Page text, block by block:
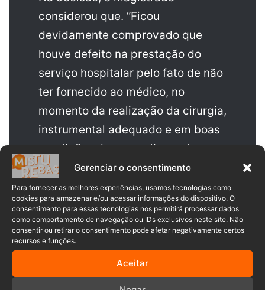
Gerenciar o consentimento
Para fornecer as melhores experiências, usamos tecnologias como
cookies para armazenar e/ou acessar informações do dispositivo. O
consentimento para essas tecnologias nos permitirá processar dados
como comportamento de navegação ou IDs exclusivos neste site. Não
consentir ou retirar o consentimento pode afetar negativamente certos
recursos e funções.
Aceitar
considerou que. “Ficou
devidamente comprovado que
houve defeito na prestação do
serviço hospitalar pelo fato de não
ter fornecido ao médico, no
momento da realização da cirurgia,
instrumental adequado e em boas
condições de uso – alicate de
pressão e trefina”.
Por fim, a cirurgia foi realizada com sucesso por outro